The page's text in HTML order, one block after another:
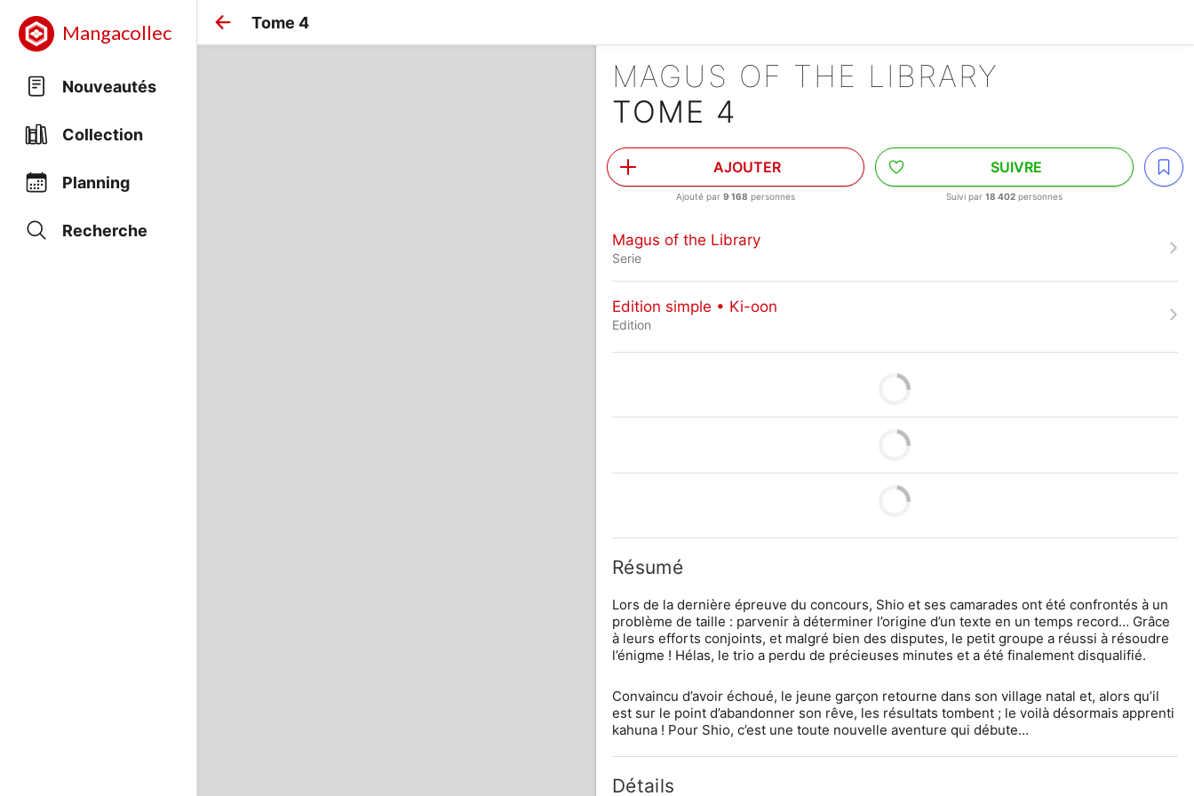
Mangacollec
Nouveautés
Collection
Planning
Recherche
Tome 4
MAGUS OF THE LIBRARY
TOME 4
AJOUTER
Ajouté par9 168 personnes
SUIVRE
Suivi par18 402 personnes
Magus of the Library
Serie
Edition simple • Ki-oon
Edition
Résumé
Lors de la dernière épreuve du concours, Shio et ses camarades ont été confrontés à un
problème de taille : parvenir à déterminer l’origine d’un texte en un temps record… Grâce
à leurs efforts conjoints, et malgré bien des disputes, le petit groupe a réussi à résoudre
l’énigme ! Hélas, le trio a perdu de précieuses minutes et a été finalement disqualifié.
Convaincu d’avoir échoué, le jeune garçon retourne dans son village natal et, alors qu’il
est sur le point d’abandonner son rêve, les résultats tombent ; le voilà désormais apprenti
kahuna ! Pour Shio, c’est une toute nouvelle aventure qui débute…
Détails